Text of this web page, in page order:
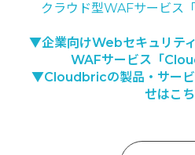
クラウド型WAFサービス
▼企業向けWebセキュリテ
WAFサービス「
▼Cloudbricの製品・サービ
せはこ